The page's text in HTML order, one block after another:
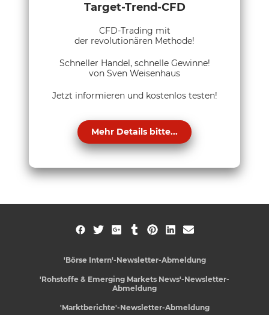
Target-Trend-CFD
CFD-Trading mit
der revolutionären Methode!
Schneller Handel, schnelle Gewinne!
von Sven Weisenhaus
Jetzt informieren und kostenlos testen!
Mehr Details bitte...
'Börse Intern'-Newsletter-Abmeldung
'Rohstoffe & Emerging Markets News'-Newsletter-
Abmeldung
'Marktberichte'-Newsletter-Abmeldung